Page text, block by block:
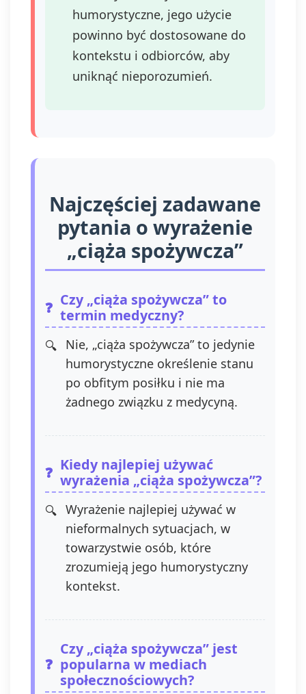
humorystyczne, jego użycie
powinno być dostosowane do
kontekstu i odbiorców, aby
uniknąć nieporozumień.
Najczęściej zadawane
pytania o wyrażenie
„ciąża spożywcza”
Czy „ciąża spożywcza” to
termin medyczny?
Nie, „ciąża spożywcza” to jedynie
humorystyczne określenie stanu
po obfitym posiłku i nie ma
żadnego związku z medycyną.
Kiedy najlepiej używać
wyrażenia „ciąża spożywcza”?
Wyrażenie najlepiej używać w
nieformalnych sytuacjach, w
towarzystwie osób, które
zrozumieją jego humorystyczny
kontekst.
Czy „ciąża spożywcza” jest
popularna w mediach
społecznościowych?